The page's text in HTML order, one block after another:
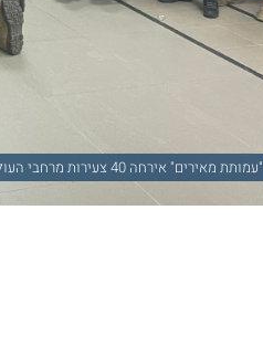
"עמותת מאירים" אירחה 40 צעירות מרחבי העולם במסגרת שבוע של התנדבות ופעילות חברתית בנגב ! צילום - באדיבות עמותת מאירים